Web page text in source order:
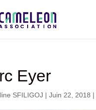
Eyer
SFILIGOJ | Juin 22, 2018 |